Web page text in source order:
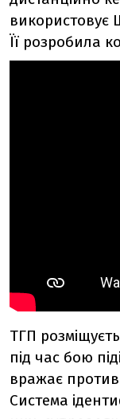
використовує
Її розробила
ТГП
під час бою
вражає
Система